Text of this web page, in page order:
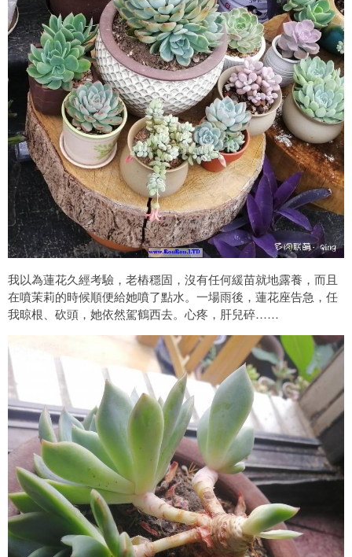
我以為蓮花久經考驗，老樁穩固，沒有任何緩苗就地露養，而且
在噴茉莉的時候順便給她噴了點水。一場雨後，蓮花座告急，任
我晾根、砍頭，她依然駕鶴西去。心疼，肝兒碎……